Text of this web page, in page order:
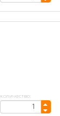
количество: